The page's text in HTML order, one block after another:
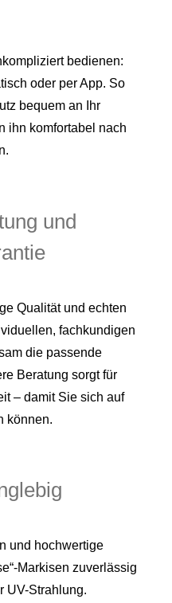
bedienen:
oder per App. So
bequem an Ihr
ihn komfortabel nach
und
Qualität und echten
fachkundigen
die passende
Beratung sorgt für
– damit Sie sich auf
können.
und hochwertige
Markisen zuverlässig
UV-Strahlung.